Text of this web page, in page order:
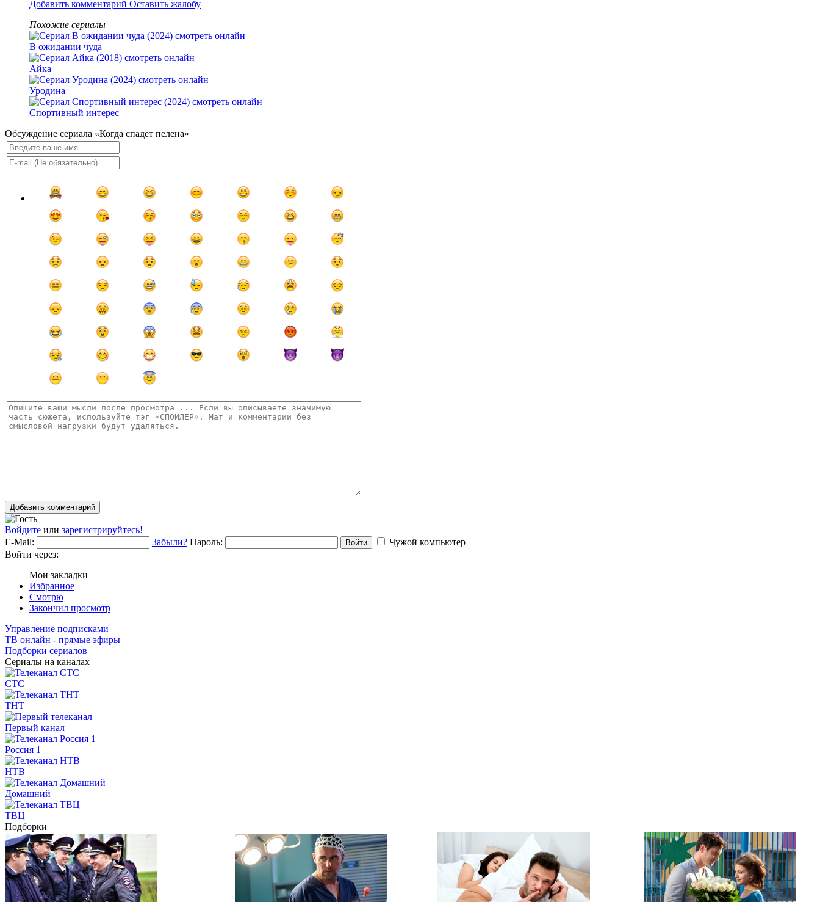
Добавить комментарий Оставить жалобу
Похожие сериалы
В ожидании чуда
Айка
Уродина
Спортивный интерес
Обсуждение сериала «Когда спадет пелена»
Добавить комментарий
Войдите или зарегистрируйтесь!
E-Mail:
Забыли? Пароль: Войти
Чужой компьютер
Войти через:
Мои закладки
Избранное
Смотрю
Закончил просмотр
Управление подписками
ТВ онлайн - прямые эфиры
Подборки сериалов
Сериалы на каналах
СТС
ТНТ
Первый канал
Россия 1
НТВ
Домашний
ТВЦ
Подборки